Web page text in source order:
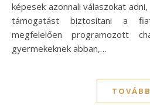
képesek azonnali válaszokat
támogatást biztosítani a
megfelelően programozott
gyermekeknek abban,…
TOVÁBB